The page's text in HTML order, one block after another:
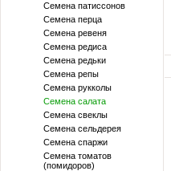
Семена патиссонов
Семена перца
Семена ревеня
Семена редиса
Семена редьки
Семена репы
Семена рукколы
Семена салата
Семена свеклы
Семена сельдерея
Семена спаржи
Семена томатов
(помидоров)